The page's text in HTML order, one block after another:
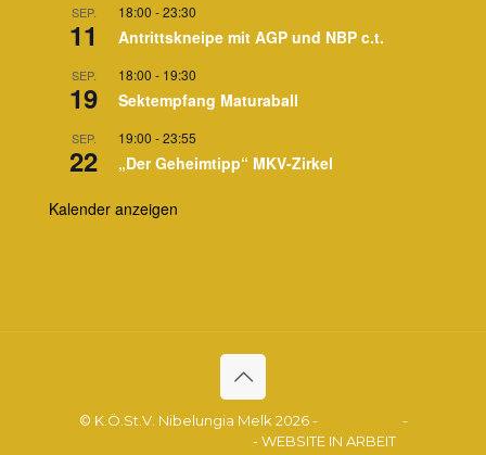
SEP.
11
18:00 -23:30
Antrittskneipe mit AGP und NBP c.t.
SEP.
19
18:00 - 19:30
Sektempfang Maturaball
SEP.
22
19:00 -23:55
„Der Geheimtipp“ MKV-Zirkel
Kalender anzeigen
© K.Ö.St.V. Nibelungia Melk 2026 -
-
- WEBSITE IN ARBEIT